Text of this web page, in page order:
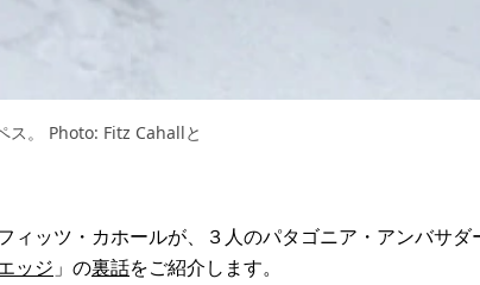
ス。 Photo: Fitz Cahallと
ィッツ・カホールが、３人のパタゴニア・アンバサ
ッジ 」の裏話をご紹介します。